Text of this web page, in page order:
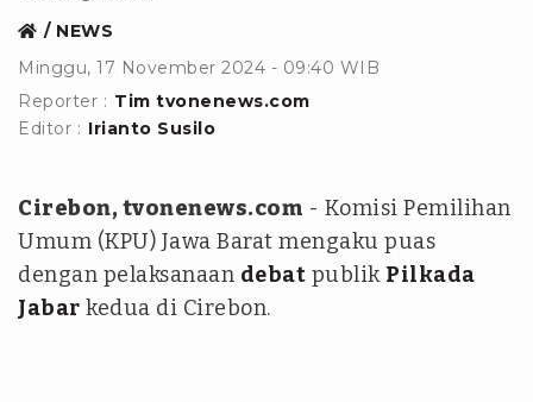
NEWS
Minggu, 17 November 2024 - 09:40 WIB
Reporter : Tim tvonenews.com
Editor : Irianto Susilo
Cirebon, tvonenews.com - Komisi Pemilihan
Umum (KPU) Jawa Barat mengaku puas
dengan pelaksanaan debat publik Pilkada
Jabar kedua di Cirebon.